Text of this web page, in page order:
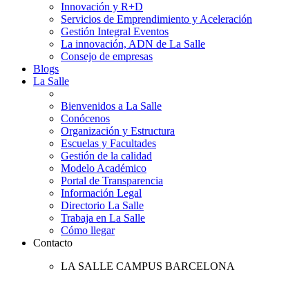
Innovación y R+D
Servicios de Emprendimiento y Aceleración
Gestión Integral Eventos
La innovación, ADN de La Salle
Consejo de empresas
Blogs
La Salle
Bienvenidos a La Salle
Conócenos
Organización y Estructura
Escuelas y Facultades
Gestión de la calidad
Modelo Académico
Portal de Transparencia
Información Legal
Directorio La Salle
Trabaja en La Salle
Cómo llegar
Contacto
LA SALLE CAMPUS BARCELONA